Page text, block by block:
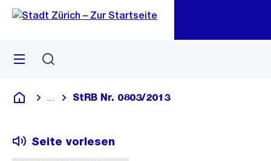
Navigation
Sprunglink
Menü
Deutsch
Blende alle Breadcrumbs ein
StRB Nr. 0803/2013
Seite vorlesen